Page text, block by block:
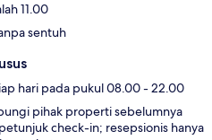
11.00
sentuh
hari pada pukul 08.00 - 22.00
pihak properti sebelumnya
check-in; resepsionis hanya